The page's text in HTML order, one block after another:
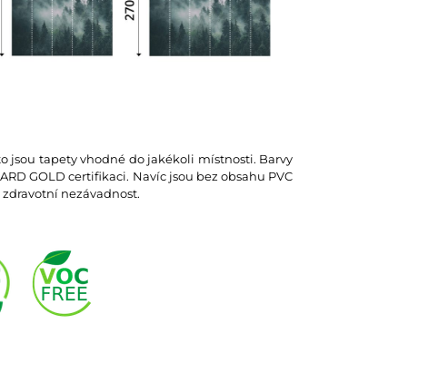
jsou tapety vhodné do jakékoli místnosti. Barvy
GOLD certifikaci. Navíc jsou bez obsahu PVC
nezávadnost.